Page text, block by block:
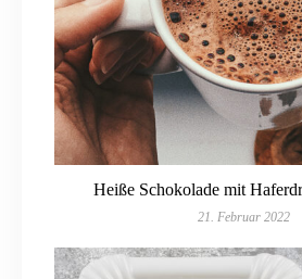
Heiße Schokolade mit
21. Februar 2022